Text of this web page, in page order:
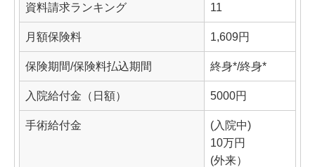
資料請求ランキング 11
月額保険料 1,609円
保険期間/保険料払込期間 終身*/終身*
入院給付金（日額） 5000円
手術給付金
(入院中)
10万円
(外来）